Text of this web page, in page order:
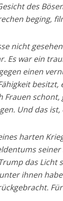
des
beging,
nicht
Es war ein
einen
Frauen
Und das
harten
das Licht
ihnen